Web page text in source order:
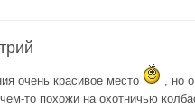
очень красивое место
, но
то похожи на охотничью